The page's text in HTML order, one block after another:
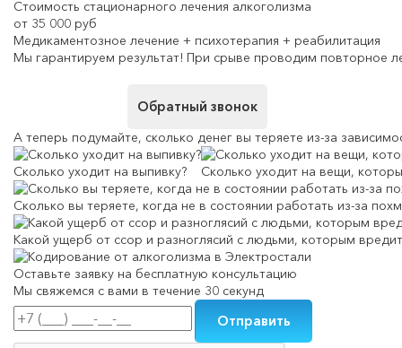
Стоимость стационарного лечения алкоголизма
от 35 000 руб
Медикаментозное лечение + психотерапия + реабилитация
Мы гарантируем результат! При срыве проводим повторное
Обратный звонок
А теперь подумайте, сколько денег вы теряете из-за
Сколько уходит на выпивку? Сколько уходит на вещи,
Сколько вы теряете, когда не в состоянии работать из-за
Какой ущерб от ссор и разноглясий с людьми, которым
Оставьте заявку на бесплатную консультацию
Мы свяжемся с вами в течение 30 секунд